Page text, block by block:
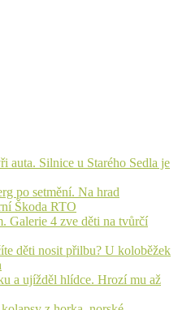
auta. Silnice u Starého Sedla je
po setmění. Na hrad
Škoda RTO
Galerie 4 zve děti na tvůrčí
děti nosit přilbu? U koloběžek
a ujížděl hlídce. Hrozí mu až